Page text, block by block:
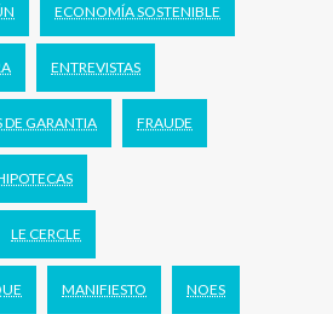
ECONOMÍA SOSTENIBLE
ENTREVISTAS
DE GARANTIA FRAUDE
LE CERCLE
MANIFIESTO NOES